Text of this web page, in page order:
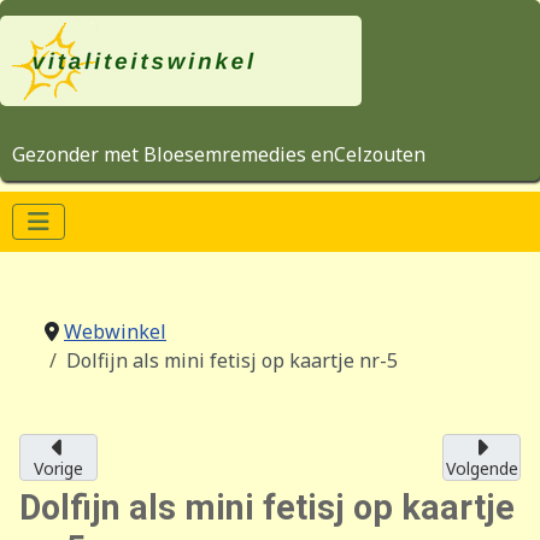
Gezonder met Bloesemremedies enCelzouten
Webwinkel
Dolfijn als mini fetisj op kaartje nr-5
Vorige Volgende
Dolfijn als mini fetisj op kaartje